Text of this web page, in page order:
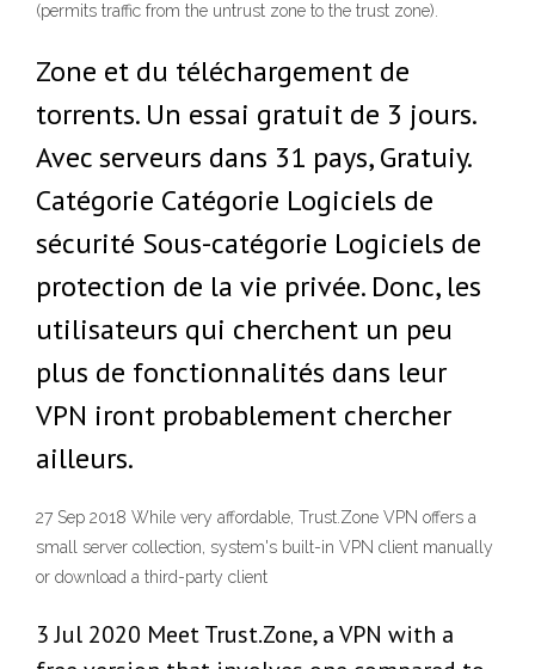
(permits traffic from the untrust zone to the trust zone).
Zone et du téléchargement de
torrents. Un essai gratuit de 3 jours.
Avec serveurs dans 31 pays, Gratuiy.
Catégorie Catégorie Logiciels de
sécurité Sous-catégorie Logiciels de
protection de la vie privée. Donc, les
utilisateurs qui cherchent un peu
plus de fonctionnalités dans leur
VPN iront probablement chercher
ailleurs.
27 Sep 2018 While very affordable, Trust.Zone VPN offers a
small server collection, system's built-in VPN client manually
or download a third-party client
3 Jul 2020 Meet Trust.Zone, a VPN with a